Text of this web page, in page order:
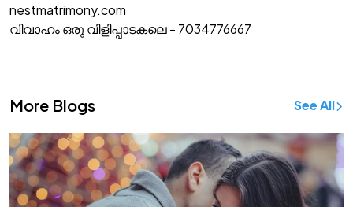
nestmatrimony.com
വിവാഹം ഒരു വിളിപ്പാടകലെ - 7034776667
More Blogs See All